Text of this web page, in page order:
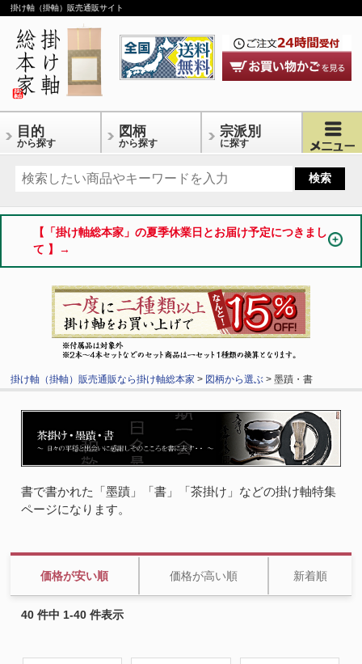
掛け軸（掛軸）販売通販サイト
目的
から探す
図柄
から探す
宗派別
に探す
【「掛け軸総本家」の夏季休業日とお届け予定につきまし
て 】→
掛け軸（掛軸）販売通販なら掛け軸総本家 > 図柄から選ぶ > 墨蹟・書
書で書かれた「墨蹟」「書」「茶掛け」などの掛け軸特集
ページになります。
価格が安い順 価格が高い順 新着順
40 件中 1-40 件表示